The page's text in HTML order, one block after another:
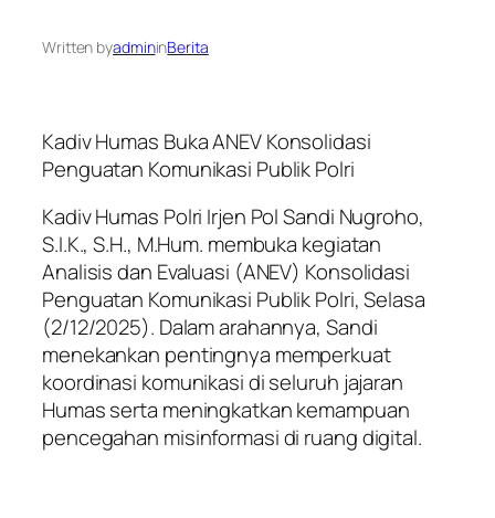
Written byadmininBerita
Kadiv Humas Buka ANEV Konsolidasi
Penguatan Komunikasi Publik Polri
Kadiv Humas Polri Irjen Pol Sandi Nugroho,
S.I.K., S.H., M.Hum. membuka kegiatan
Analisis dan Evaluasi (ANEV) Konsolidasi
Penguatan Komunikasi Publik Polri, Selasa
(2/12/2025). Dalam arahannya, Sandi
menekankan pentingnya memperkuat
koordinasi komunikasi di seluruh jajaran
Humas serta meningkatkan kemampuan
pencegahan misinformasi di ruang digital.